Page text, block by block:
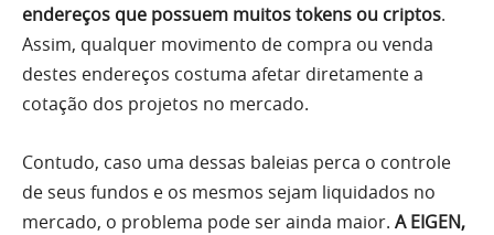
endereços que possuem muitos tokens ou criptos.
Assim, qualquer movimento de compra ou venda
destes endereços costuma afetar diretamente a
cotação dos projetos no mercado.
Contudo, caso uma dessas baleias perca o controle
de seus fundos e os mesmos sejam liquidados no
mercado, o problema pode ser ainda maior. A EIGEN,